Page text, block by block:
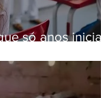
só anos